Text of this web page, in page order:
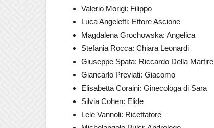
Valerio Morigi: Filippo
Luca Angeletti: Ettore Ascione
Magdalena Grochowska: Angelica
Stefania Rocca: Chiara Leonardi
Giuseppe Spata: Riccardo Della Martire
Giancarlo Previati: Giacomo
Elisabetta Coraini: Ginecologa di Sara
Silvia Cohen: Elide
Lele Vannoli: Ricettatore